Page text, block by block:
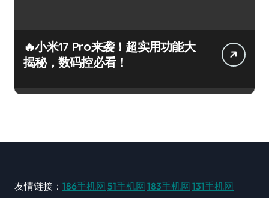
🔥小米17 Pro来袭！超实用功能大
揭秘，数码控必看！
友情链接： 186手机网 51手机网 183手机网 131手机网